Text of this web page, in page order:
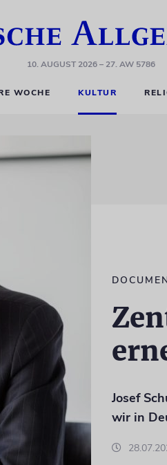
10. AUGUST 2026– 27. AW 5786
WOCHE KULTUR
Josef
wir in